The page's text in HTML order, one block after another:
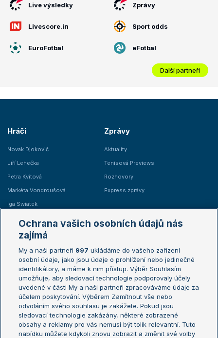
Live výsledky Zprávy
Livescore.in Sport odds
EuroFotbal eFotbal
Další partneři
Hráči
Novak Djokovič
Jiří Lehečka
Petra Kvitová
Markéta Vondroušová
Iga Swiatek
Zprávy
Aktuality
Tenisová Previews
Rozhovory
Express zprávy
Žebříčky
Žebříček ATP (muži)
Žebříček WTA (ženy)
Sázkařský žebříček
Australian Open
French Open
Wimbledon
US Open
Turnaj mistrů
Turnaj mistryň
Aktualní trendy
Ochrana vašich osobních údajů nás
zajímá
My a naši partneři 997 ukládáme do vašeho zařízení
osobní údaje, jako jsou údaje o prohlížení nebo jedinečné
identifikátory, a máme k nim přístup. Výběr Souhlasím
umožňuje, aby sledovací technologie podporovaly účely
uvedené v části My a naši partneři zpracováváme údaje za
účelem poskytování. Výběrem Zamítnout vše nebo
odvoláním svého souhlasu je zakážete. Pokud jsou
sledovací technologie zakázány, některé zobrazené
obsahy a reklamy pro vás nemusí být tolik relevantní. Tuto
nabídku můžete kdykoli znovu zobrazit a změnit své volby